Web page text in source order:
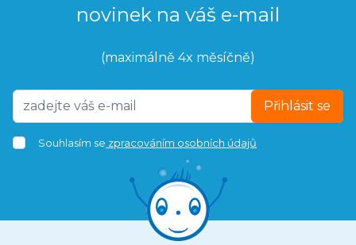
novinek na váš e-mail
(maximálně 4x měsíčně)
Přihlásit se
Souhlasím se zpracováním osobních údajů